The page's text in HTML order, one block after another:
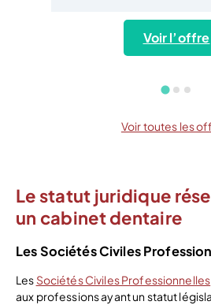
Voir l’offre
Voir toutes les
Le statut juridique
un cabinet dentaire
Les Sociétés Civiles
Les Sociétés Civiles Professionnelles
aux professions ayant un statut